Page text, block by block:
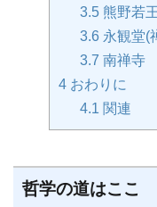
3.5 熊野若
3.6 永観堂(
3.7 南禅寺
4 おわりに
4.1 関連
哲学の道はここ